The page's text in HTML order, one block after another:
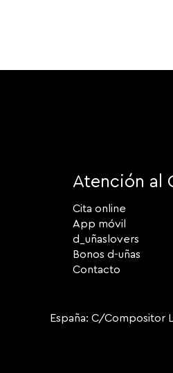
Atención al
Cita online
App móvil
d_uñaslovers
Bonos d-uñas
Contacto
España: C/